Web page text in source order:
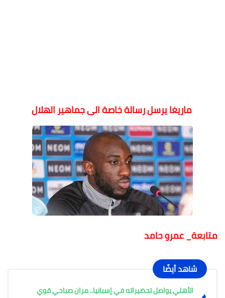
ماريغا يرسل رسالة خاصة الى جماهير الهلال
متابعة_ عمرو حامد
شاهد أيضًا
الأهلي يواصل تحضيراته في إسبانيا.. مران صباحي قوي